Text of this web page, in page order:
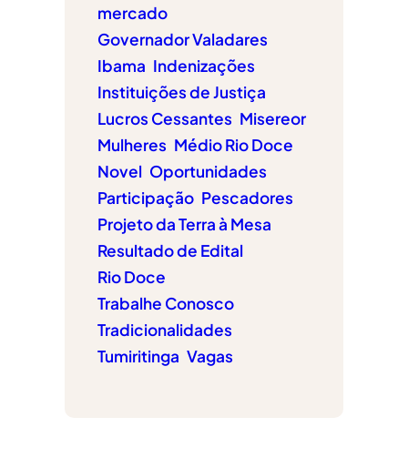
mercado
Governador Valadares
Ibama Indenizações
Instituições de Justiça
Lucros Cessantes Misereor
Mulheres Médio Rio Doce
Novel Oportunidades
Participação Pescadores
Projeto da Terra à Mesa
Resultado de Edital
Rio Doce
Trabalhe Conosco
Tradicionalidades
Tumiritinga Vagas